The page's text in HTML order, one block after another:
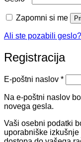
Zapomni si me
Ali ste pozabili geslo?
Registracija
E-poštni naslov *
Na e-poštni naslov
novega gesla.
Vaši osebni podatki
uporabniške